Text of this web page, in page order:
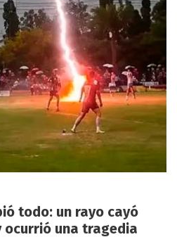
todo: un rayo cayó
una tragedia